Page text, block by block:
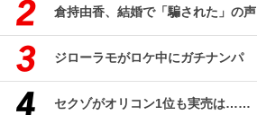
倉持由香、結婚で「騙された」の声
ジローラモがロケ中にガチナンパ
セクゾがオリコン1位も実売は……